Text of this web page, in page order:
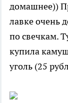
домашнее))
лавке очень
по свечкам.
купила
уголь (25